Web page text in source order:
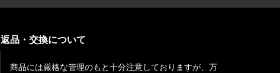
返品・交換について
商品には厳格な管理のもと十分注意しておりますが、万